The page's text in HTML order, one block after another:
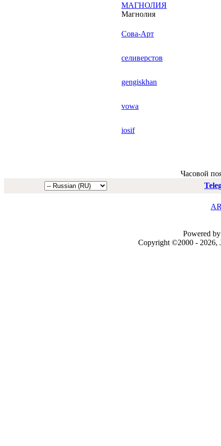
МАГНОЛИЯ
Магнолия
Сова-Арт
селиверстов
gengiskhan
vowa
iosif
Часовой
Powered
Copyright ©2000 - 2026,